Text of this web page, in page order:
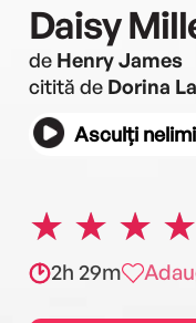
Daisy
de Henry James
citită de Dorina
Asculți
2h 29m